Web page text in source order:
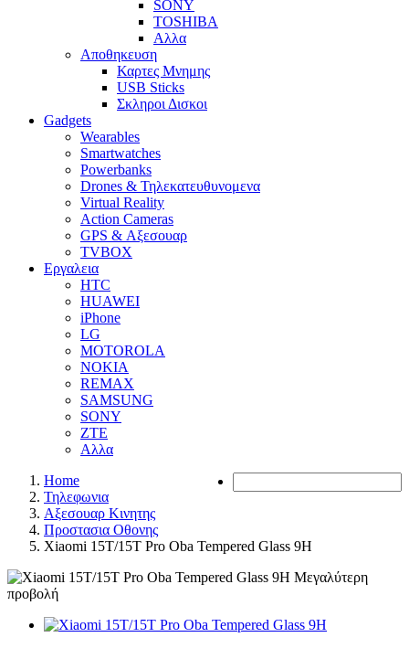
SONY
TOSHIBA
Αλλα
Αποθηκευση
Καρτες Μνημης
USB Sticks
Σκληροι Δισκοι
Gadgets
Wearables
Smartwatches
Powerbanks
Drones & Τηλεκατευθυνομενα
Virtual Reality
Action Cameras
GPS & Αξεσουαρ
TVBOX
Εργαλεια
HTC
HUAWEI
iPhone
LG
MOTOROLA
NOKIA
REMAX
SAMSUNG
SONY
ZTE
Αλλα
Home
Τηλεφωνια
Αξεσουαρ Κινητης
Προστασια Οθονης
Xiaomi 15T/15T Pro Oba Tempered Glass 9H
Μεγαλύτερη
προβολή